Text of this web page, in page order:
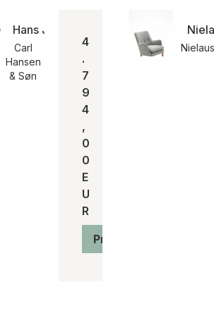
Hans J. Wegner CH28 Sesselgestell
Carl
Hansen
& Søn
4
.
7
9
4
,
0
0
E
U
R
Produkt anzeigen
Nielaus